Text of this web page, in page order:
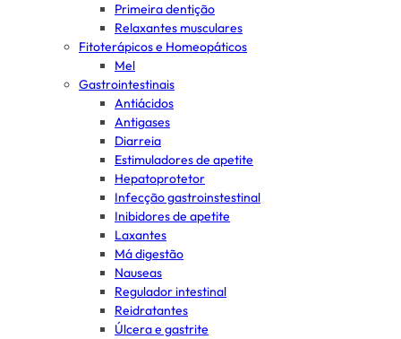
Primeira dentição
Relaxantes musculares
Fitoterápicos e Homeopáticos
Mel
Gastrointestinais
Antiácidos
Antigases
Diarreia
Estimuladores de apetite
Hepatoprotetor
Infecção gastroinstestinal
Inibidores de apetite
Laxantes
Má digestão
Nauseas
Regulador intestinal
Reidratantes
Úlcera e gastrite